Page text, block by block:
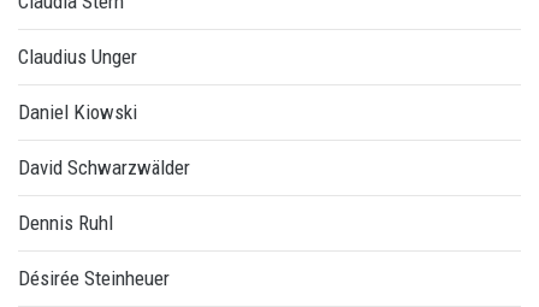
Claudius Unger
Daniel Kiowski
David Schwarzwälder
Dennis Ruhl
Désirée Steinheuer